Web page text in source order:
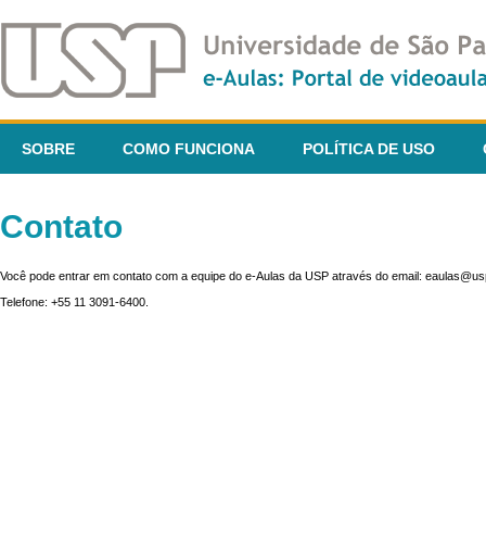
SOBRE COMO FUNCIONA POLÍTICA DE USO
Contato
Você pode entrar em contato com a equipe do e-Aulas da USP através do email:
Telefone: +55 11 3091-6400.